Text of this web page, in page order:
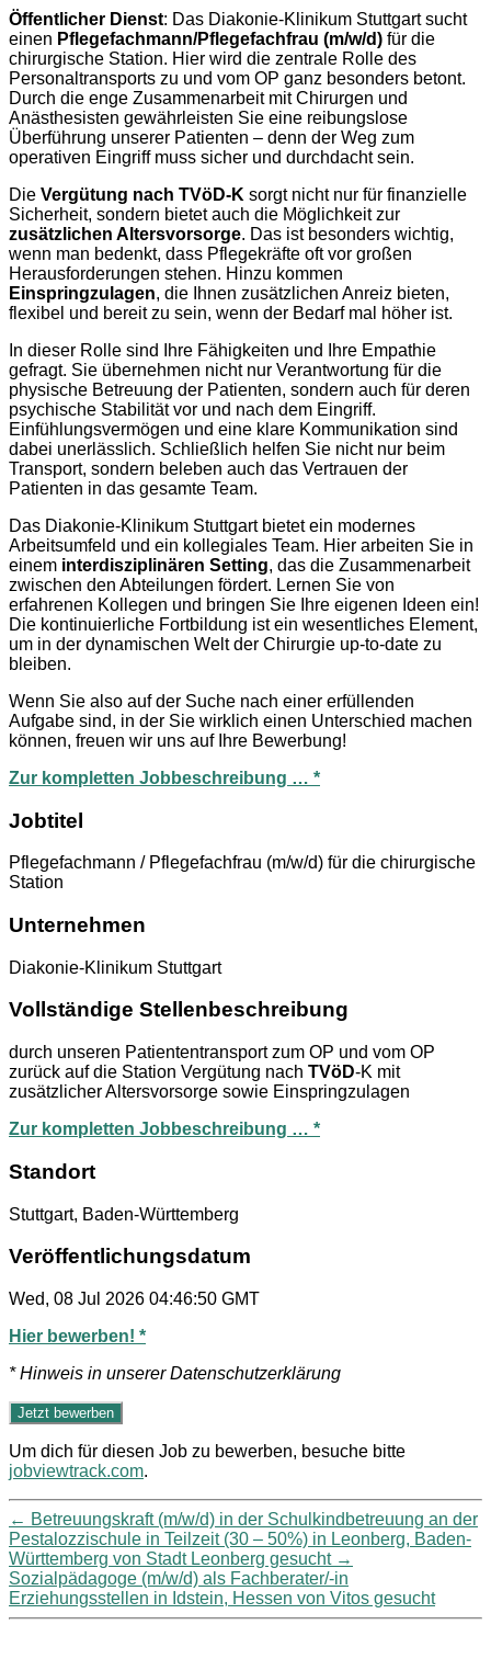
Öffentlicher Dienst: Das Diakonie-Klinikum Stuttgart sucht
einen Pflegefachmann/Pflegefachfrau (m/w/d) für die
chirurgische Station. Hier wird die zentrale Rolle des
Personaltransports zu und vom OP ganz besonders betont.
Durch die enge Zusammenarbeit mit Chirurgen und
Anästhesisten gewährleisten Sie eine reibungslose
Überführung unserer Patienten – denn der Weg zum
operativen Eingriff muss sicher und durchdacht sein.
Die Vergütung nach TVöD-K sorgt nicht nur für finanzielle
Sicherheit, sondern bietet auch die Möglichkeit zur
zusätzlichen Altersvorsorge. Das ist besonders wichtig,
wenn man bedenkt, dass Pflegekräfte oft vor großen
Herausforderungen stehen. Hinzu kommen
Einspringzulagen, die Ihnen zusätzlichen Anreiz bieten,
flexibel und bereit zu sein, wenn der Bedarf mal höher ist.
In dieser Rolle sind Ihre Fähigkeiten und Ihre Empathie
gefragt. Sie übernehmen nicht nur Verantwortung für die
physische Betreuung der Patienten, sondern auch für deren
psychische Stabilität vor und nach dem Eingriff.
Einfühlungsvermögen und eine klare Kommunikation sind
dabei unerlässlich. Schließlich helfen Sie nicht nur beim
Transport, sondern beleben auch das Vertrauen der
Patienten in das gesamte Team.
Das Diakonie-Klinikum Stuttgart bietet ein modernes
Arbeitsumfeld und ein kollegiales Team. Hier arbeiten Sie in
einem interdisziplinären Setting, das die Zusammenarbeit
zwischen den Abteilungen fördert. Lernen Sie von
erfahrenen Kollegen und bringen Sie Ihre eigenen Ideen ein!
Die kontinuierliche Fortbildung ist ein wesentliches Element,
um in der dynamischen Welt der Chirurgie up-to-date zu
bleiben.
Wenn Sie also auf der Suche nach einer erfüllenden
Aufgabe sind, in der Sie wirklich einen Unterschied machen
können, freuen wir uns auf Ihre Bewerbung!
Zur kompletten Jobbeschreibung … *
Jobtitel
Pflegefachmann / Pflegefachfrau (m/w/d) für die chirurgische
Station
Unternehmen
Diakonie-Klinikum Stuttgart
Vollständige Stellenbeschreibung
durch unseren Patiententransport zum OP und vom OP
zurück auf die Station Vergütung nach TVöD-K mit
zusätzlicher Altersvorsorge sowie Einspringzulagen
Zur kompletten Jobbeschreibung … *
Standort
Stuttgart, Baden-Württemberg
Veröffentlichungsdatum
Wed, 08 Jul 2026 04:46:50 GMT
Hier bewerben! *
* Hinweis in unserer Datenschutzerklärung
Um dich für diesen Job zu bewerben, besuche bitte
jobviewtrack.com.
← Betreuungskraft (m/w/d) in der Schulkindbetreuung an der
Pestalozzischule in Teilzeit (30 – 50%) in Leonberg, Baden-
Württemberg von Stadt Leonberg gesucht →
Sozialpädagoge (m/w/d) als Fachberater/-in
Erziehungsstellen in Idstein, Hessen von Vitos gesucht